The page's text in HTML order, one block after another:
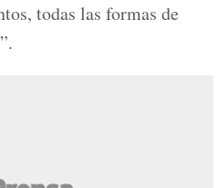
todas las formas de